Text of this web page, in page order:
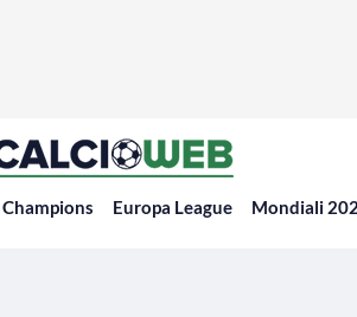
Champions Europa League Mondiali